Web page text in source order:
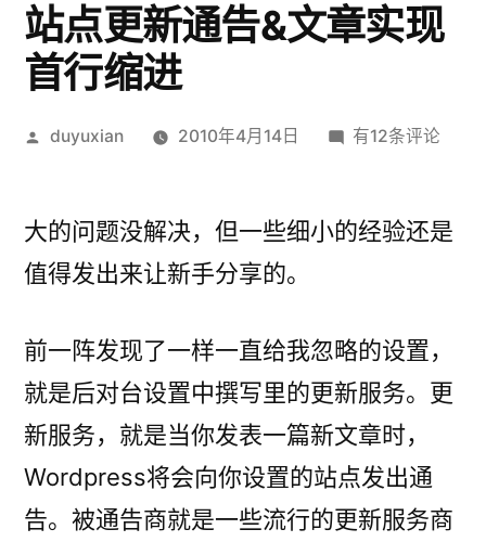
站点更新通告&文章实现
首行缩进
发
duyuxian 2010年4月14日
站
新
文
章
实
现
首
缩
有12条评论
大的问题没解决，但一些细小的经验还是
值得发出来让新手分享的。
前一阵发现了一样一直给我忽略的设置，
就是后对台设置中撰写里的更新服务。更
新服务，就是当你发表一篇新文章时，
Wordpress将会向你设置的站点发出通
告。被通告商就是一些流行的更新服务商